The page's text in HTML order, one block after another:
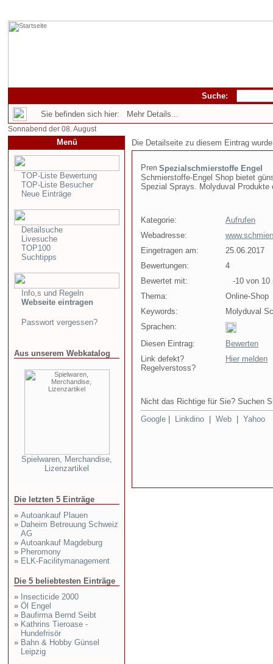
Suche:
Sie befinden sich hier: Mehr Details...
Sonnabend der 08. August
Menü
TOP-Liste Bewertung
TOP-Liste Besucher
Neue Einträge
Detailsuche
Livesuche
TOP100
Suchtipps
Info,s und Regeln
Webseite eintragen
Passwort vergessen?
Aus unserem Webkatalog
Spielwaren, Merchandise,
Lizenzartikel
Die letzten 5 Einträge
» Autoankauf Plauen
» Daheim Betreuung Schweiz
AG
» Autoankauf Magdeburg
» Pheromony
» ELK-Facilitymanagement
Die 5 beliebtesten Einträge
» Insecticide 2000
» Öl Engel
» Baufirma Bernd Seibt
» Kathrins Tieroase -
Hundefrisör
» Bahn & Hobby Günsel
Leipzig
Die Detailseite zu diesem Eintrag
Spezialschmierstoffe Engel
Schmierstoffe-Engel Shop bietet
Spezial Sprays. Molyduval Produkte
Kategorie:
Aufrufen
Webadresse:
Eingetragen am:
25.06.2017
Bewertungen:
4
Bewertet mit:
-10 von 10
Thema:
Online-Shop
Keywords:
Molyduval
Sprachen:
Diesen Eintrag:
Bewerten
Link defekt?
Regelverstoss?
Hier melden
Nicht das Richtige für Sie? Suchen
Google
Linkdino Web Yahoo